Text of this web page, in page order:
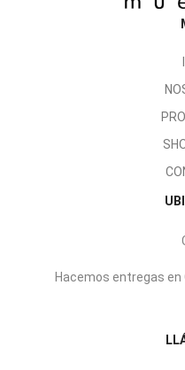
Hacemos entregas en